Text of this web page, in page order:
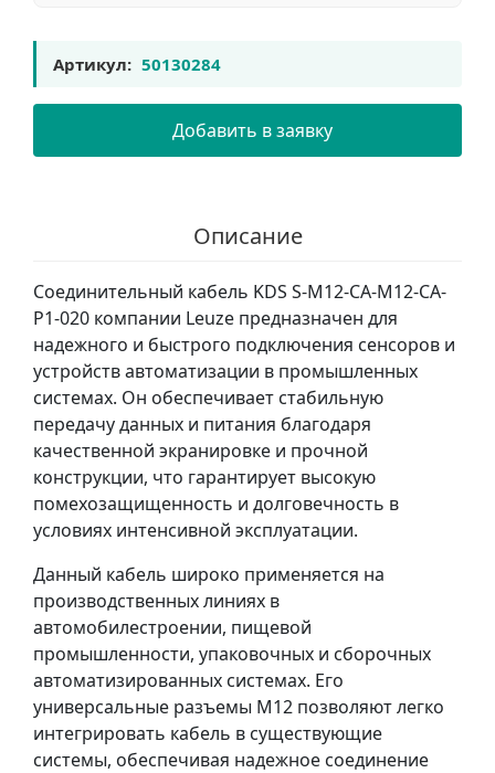
Артикул: 50130284
Добавить в заявку
Описание
Соединительный кабель KDS S-M12-CA-M12-CA-
P1-020 компании Leuze предназначен для
надежного и быстрого подключения сенсоров и
устройств автоматизации в промышленных
системах. Он обеспечивает стабильную
передачу данных и питания благодаря
качественной экранировке и прочной
конструкции, что гарантирует высокую
помехозащищенность и долговечность в
условиях интенсивной эксплуатации.
Данный кабель широко применяется на
производственных линиях в
автомобилестроении, пищевой
промышленности, упаковочных и сборочных
автоматизированных системах. Его
универсальные разъемы M12 позволяют легко
интегрировать кабель в существующие
системы, обеспечивая надежное соединение